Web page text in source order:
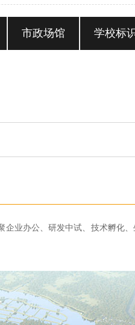
市政场馆 学校标
企业办公、研发中试、技术孵化